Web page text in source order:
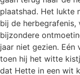
plaatshad. Het lukte
bij de herbegrafenis,
bijzondere
jaar niet gezien. Eén
toen hij het witte
dat Hette in een wit